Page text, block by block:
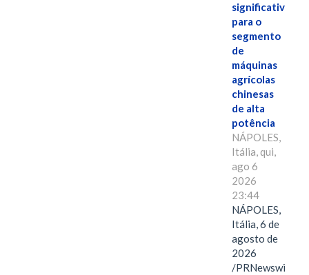
significativo
para o
segmento
de
máquinas
agrícolas
chinesas
de alta
potência
NÁPOLES,
Itália, qui,
ago 6
2026
23:44
NÁPOLES,
Itália, 6 de
agosto de
2026
/PRNewswire/